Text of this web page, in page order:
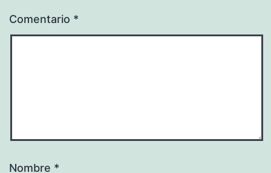
Comentario *
Nombre *